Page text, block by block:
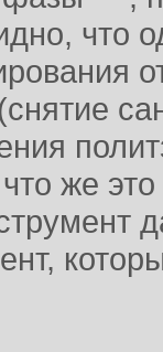
что
же